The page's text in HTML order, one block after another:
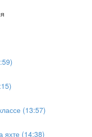
(13:57)
яхте (14:38)